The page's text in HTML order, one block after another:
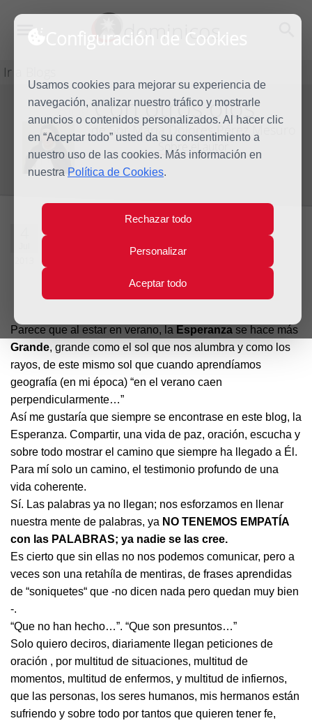
Configuración de Cookies
Usamos cookies para mejorar su experiencia de
navegación, analizar nuestro tráfico y mostrarle
anuncios o contenidos personalizados. Al hacer clic
en “Aceptar todo” usted da su consentimiento a
nuestro uso de las cookies. Más información en
nuestra Política de Cookies.
Rechazar todo
Personalizar
Aceptar todo
dominicos
Ir a Blogs
BlogCon otros ojos
de Sor María Dolores Pérez Mesuro
Sobre el autor
¿Qué decir...?
Parece que al estar en verano, la Esperanza se hace más
Grande, grande como el sol que nos alumbra y como los
rayos, de este mismo sol que cuando aprendíamos
geografía (en mi época) “en el verano caen
perpendicularmente…”
Así me gustaría que siempre se encontrase en este blog, la
Esperanza. Compartir, una vida de paz, oración, escucha y
sobre todo mostrar el camino que siempre ha llegado a Él.
Para mí solo un camino, el testimonio profundo de una
vida coherente.
Sí. Las palabras ya no llegan; nos esforzamos en llenar
nuestra mente de palabras, ya NO TENEMOS EMPATÍA
con las PALABRAS; ya nadie se las cree.
Es cierto que sin ellas no nos podemos comunicar, pero a
veces son una retahíla de mentiras, de frases aprendidas
de “soniquetes“ que -no dicen nada pero quedan muy bien
-.
“Que no han hecho…”. “Que son presuntos…”
Solo quiero deciros, diariamente llegan peticiones de
oración , por multitud de situaciones, multitud de
momentos, multitud de enfermos, y multitud de infiernos,
que las personas, los seres humanos, mis hermanos están
sufriendo y sobre todo por tantos que quieren tener fe,